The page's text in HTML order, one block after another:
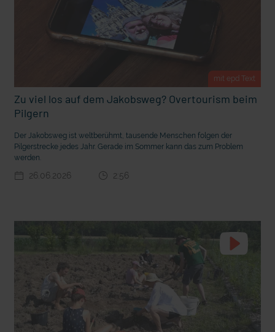
Nachhaltige Geldanlage: Rendite mit gutem Gewissen?
mit epd Text
Zu viel los auf dem Jakobsweg? Overtourism beim
Pilgern
Der Jakobsweg ist weltberühmt, tausende Menschen folgen der
Pilgerstrecke jedes Jahr. Gerade im Sommer kann das zum Problem
werden.
26.06.2026 2:56